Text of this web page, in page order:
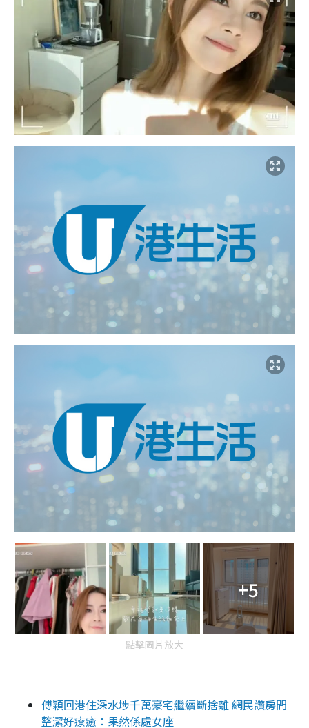
+5
點擊圖片放大
傅穎回港住深水埗千萬豪宅繼續斷捨離 網民讚房間
整潔好療癒：果然係處女座